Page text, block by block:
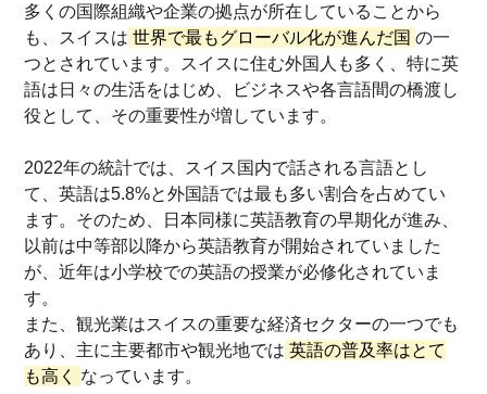
多くの国際組織や企業の拠点が所在していることから
も、スイスは 世界で最もグローバル化が進んだ国の一
つとされています。スイスに住む外国人も多く、特に英
語は日々の生活をはじめ、ビジネスや各言語間の橋渡し
役として、その重要性が増しています。
2022年の統計では、スイス国内で話される言語とし
て、英語は5.8%と外国語では最も多い割合を占めてい
ます。そのため、日本同様に英語教育の早期化が進み、
以前は中等部以降から英語教育が開始されていました
が、近年は小学校での英語の授業が必修化されていま
す。
また、観光業はスイスの重要な経済セクターの一つでも
あり、主に主要都市や観光地では 英語の普及率はとて
も高く なっています。